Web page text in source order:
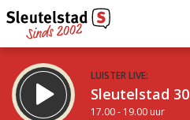
LUISTER LIVE:
Sleutelstad 30
17.00 - 19.00 uur